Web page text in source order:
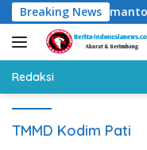
Langsung
ke
konten
Breaking News
Rudy Susmanto
Redaksi
TMMD Kodim Pati